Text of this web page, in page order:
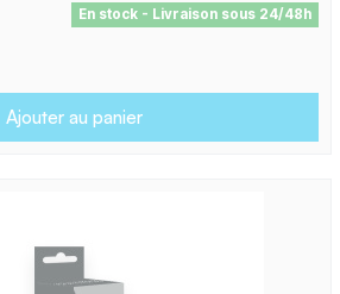
En stock - Livraison sous 24/48h
Ajouter au panier